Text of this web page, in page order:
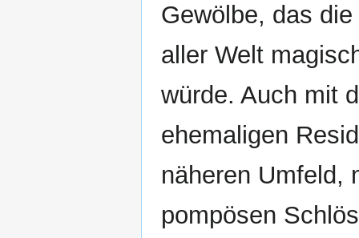
Gewölbe, das
aller Welt
würde. Auch mit
ehemaligen
näheren Umfeld,
pompösen